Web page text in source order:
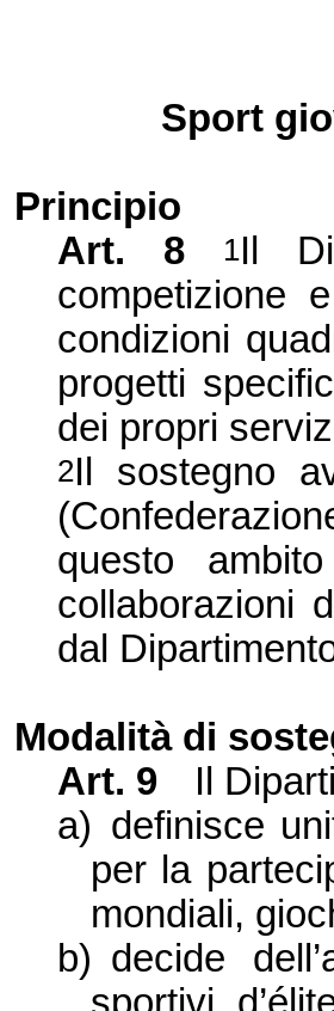
Sport
Principio
Art. 8
1Il
competizione
condizioni
progetti
dei propri
2Il sostegno
questo
collaborazioni
dal
Modalità di
Art. 9
Il
a) definisce
per la
mondiali,
b) decide